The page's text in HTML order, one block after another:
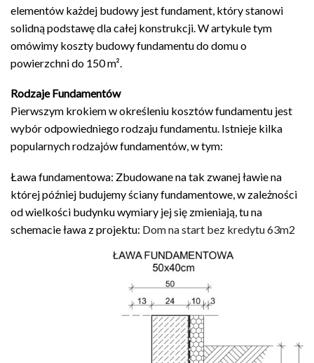
elementów każdej budowy jest fundament, który stanowi
solidną podstawę dla całej konstrukcji. W artykule tym
omówimy koszty budowy fundamentu do domu o
powierzchni do 150 m².
Rodzaje Fundamentów
Pierwszym krokiem w określeniu kosztów fundamentu jest
wybór odpowiedniego rodzaju fundamentu. Istnieje kilka
popularnych rodzajów fundamentów, w tym:
Ława fundamentowa: Zbudowane na tak zwanej ławie na
której później budujemy ściany fundamentowe, w zależności
od wielkości budynku wymiary jej się zmieniają, tu na
schemacie ława z projektu: Dom na start bez kredytu 63m2